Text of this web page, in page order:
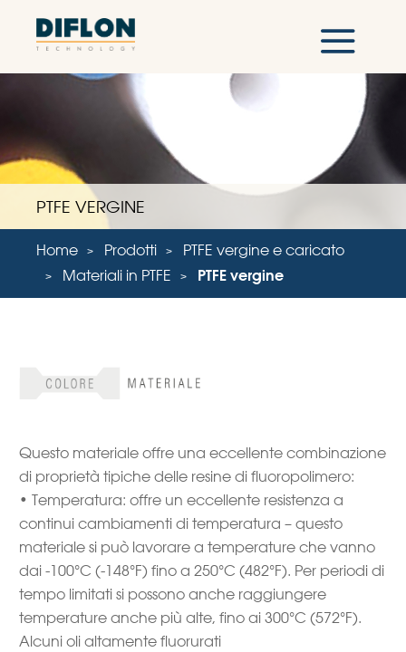
PTFE VERGINE
Home Prodotti
PTFE vergine e caricato
Materiali in PTFE
PTFE vergine
Questo materiale offre una eccellente combinazione
di proprietà tipiche delle resine di fluoropolimero:
• Temperatura: offre un eccellente resistenza a
continui cambiamenti di temperatura – questo
materiale si può lavorare a temperature che vanno
dai -100°C (-148°F) fino a 250°C (482°F). Per periodi di
tempo limitati si possono anche raggiungere
temperature anche più alte, fino ai 300°C (572°F).
Alcuni oli altamente fluorurati